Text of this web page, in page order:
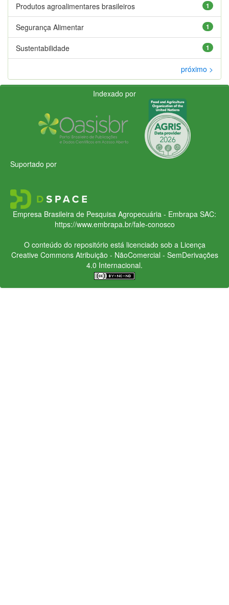
1
Produtos agroalimentares brasileiros
1
Segurança Alimentar
1
Sustentabilidade
próximo >
Indexado por
Suportado por
Empresa Brasileira de Pesquisa Agropecuária - Embrapa SAC:
https://www.embrapa.br/fale-conosco
O conteúdo do repositório está licenciado sob a Licença
Creative CommonsAtribuição - NãoComercial - SemDerivações
4.0 Internacional.